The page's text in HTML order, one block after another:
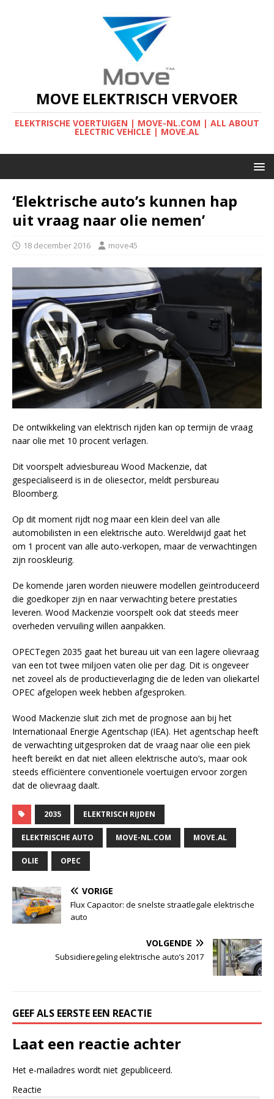
MOVE ELEKTRISCH VERVOER
ELEKTRISCHE VOERTUIGEN | MOVE-NL.COM | ALL ABOUT
ELECTRIC VEHICLE | MOVE.AL
‘Elektrische auto’s kunnen hap
uit vraag naar olie nemen’
18 december 2016 move45
De ontwikkeling van elektrisch rijden kan op termijn de vraag
naar olie met 10 procent verlagen.
Dit voorspelt adviesbureau Wood Mackenzie, dat
gespecialiseerd is in de oliesector, meldt persbureau
Bloomberg.
Op dit moment rijdt nog maar een klein deel van alle
automobilisten in een elektrische auto. Wereldwijd gaat het
om 1 procent van alle auto-verkopen, maar de verwachtingen
zijn rooskleurig.
De komende jaren worden nieuwere modellen geïntroduceerd
die goedkoper zijn en naar verwachting betere prestaties
leveren. Wood Mackenzie voorspelt ook dat steeds meer
overheden vervuiling willen aanpakken.
OPECTegen 2035 gaat het bureau uit van een lagere olievraag
van een tot twee miljoen vaten olie per dag. Dit is ongeveer
net zoveel als de productieverlaging die de leden van oliekartel
OPEC afgelopen week hebben afgesproken.
Wood Mackenzie sluit zich met de prognose aan bij het
Internationaal Energie Agentschap (IEA). Het agentschap heeft
de verwachting uitgesproken dat de vraag naar olie een piek
heeft bereikt en dat niet alleen elektrische auto’s, maar ook
steeds efficiëntere conventionele voertuigen ervoor zorgen
dat de olievraag daalt.
2035 ELEKTRISCH RIJDEN
ELEKTRISCHE AUTO MOVE-NL.COM MOVE.AL
OLIE OPEC
VORIGE
Flux Capacitor: de snelste straatlegale elektrische
auto
VOLGENDE
Subsidieregeling elektrische auto’s 2017
GEEF ALS EERSTE EEN REACTIE
Laat een reactie achter
Het e-mailadres wordt niet gepubliceerd.
Reactie